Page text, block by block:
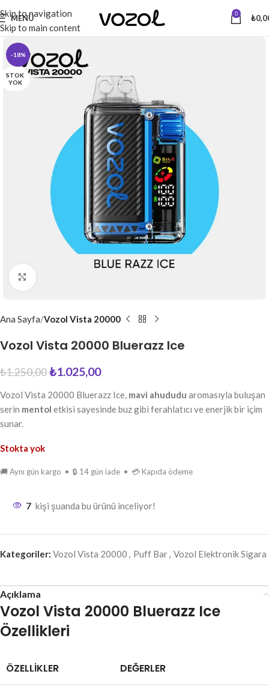
Skip to navigation
Skip to main content
MENÜ 0 ₺
-18%
STOK
YOK
Ana Sayfa Vozol Vista 20000
Vozol Vista 20000 Bluerazz Ice
₺1.250,00 ₺1.025,00
Vozol Vista 20000 Bluerazz Ice, mavi ahududu aromasıyla buluşan
serin mentol etkisi sayesinde buz gibi ferahlatıcı ve enerjik bir içim
sunar.
Stokta yok
🚚 Aynı gün kargo • 🔒 14 gün iade • 💳 Kapıda ödeme
7 kişi şuanda bu ürünü inceliyor!
Kategoriler: Vozol Vista 20000 , Puff Bar, Vozol Elektronik Sigara
Açıklama
Vozol Vista 20000 Bluerazz Ice
Özellikleri
ÖZELLİKLER DEĞERLER